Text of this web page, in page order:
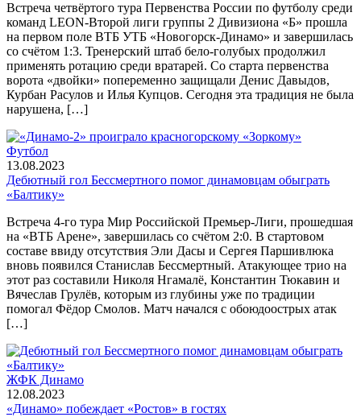
Встреча четвёртого тура Первенства России по футболу среди
команд LEON-Второй лиги группы 2 Дивизиона «Б» прошла
на первом поле ВТБ УТБ «Новогорск-Динамо» и завершилась
со счётом 1:3. Тренерский штаб бело-голубых продолжил
применять ротацию среди вратарей. Со старта первенства
ворота «двойки» попеременно защищали Денис Давыдов,
Курбан Расулов и Илья Купцов. Сегодня эта традиция не была
нарушена, […]
Футбол
13.08.2023
Дебютный гол Бессмертного помог динамовцам обыграть
«Балтику»
Встреча 4-го тура Мир Российской Премьер-Лиги, прошедшая
на «ВТБ Арене», завершилась со счётом 2:0. В стартовом
составе ввиду отсутствия Эли Дасы и Сергея Паршивлюка
вновь появился Станислав Бессмертный. Атакующее трио на
этот раз составили Николя Нгамалё, Константин Тюкавин и
Вячеслав Грулёв, которым из глубины уже по традиции
помогал Фёдор Смолов. Матч начался с обоюдоострых атак
[…]
ЖФК Динамо
12.08.2023
«Динамо» побеждает «Ростов» в гостях